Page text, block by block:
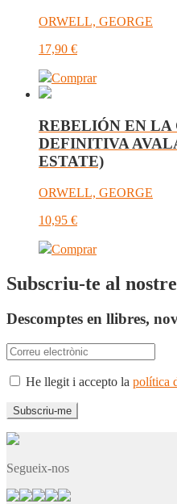
ORWELL, GEORGE
17,90 €
Comprar
REBELIÓN EN LA
DEFINITIVA
ESTATE)
ORWELL, GEORGE
10,95 €
Comprar
Subscriu-te al
Descomptes en llibres,
He llegit i accepto la política
Segueix-nos